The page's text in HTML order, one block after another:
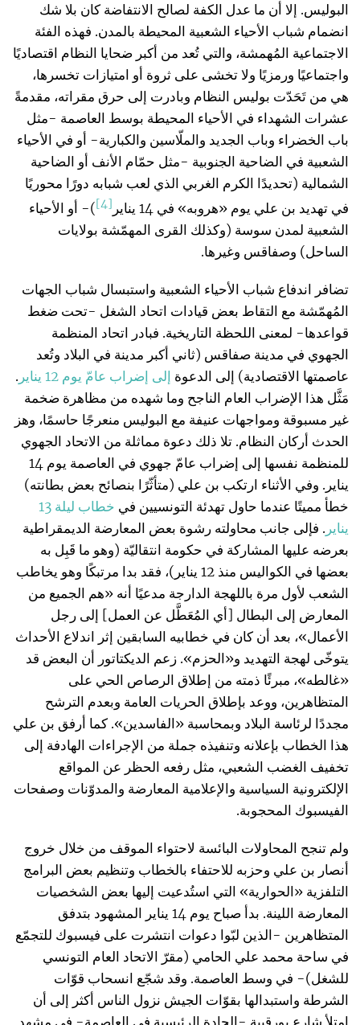
البوليس. إلا أن ما عدل الكفة لصالح الانتفاضة كان بلا شك
انضمام شباب الأحياء الشعبية المحيطة بالمدن. فهذه الفئة
الاجتماعية المُهمشة، والتي تُعد من أكبر ضحايا النظام اقتصاديًا
واجتماعيًا ورمزيًا ولا تخشى على ثروة أو امتيازات تخسرها،
هي من تَحَدّت بوليس النظام وبادرت إلى حرق مقراته، مقدمةً
عشرات الشهداء في الأحياء المحيطة بوسط العاصمة -مثل
باب الخضراء وباب الجديد والملّاسين والكبارية- أو في الأحياء
الشعبية في الضاحية الجنوبية -مثل حمّام الأنف أو الضاحية
الشمالية (تحديدًا الكرم الغربي الذي لعب شبابه دورًا محوريًا
في تهديد بن علي يوم «هروبه» في 14 يناير
[4]
)- أو الأحياء
الشعبية لمدن سوسة (وكذلك القرى المهمّشة بولايات
الساحل) وصفاقس وغيرها.
تضافر اندفاع شباب الأحياء الشعبية واستبسال شباب الجهات
المُهمّشة مع التقاط بعض قيادات اتحاد الشغل -تحت ضغط
قواعدها- لمعنى اللحظة التاريخية. فبادر اتحاد المنظمة
الجهوي في مدينة صفاقس (ثاني أكبر مدينة في البلاد وتُعد
عاصمتها الاقتصادية) إلى الدعوة إلى إضراب عام يوم يناير .
مَثَّل هذا الإضراب العام الناجح وما شهده من مظاهرة ضخمة
غير مسبوقة ومواجهات عنيفة مع البوليس منعرجًا حاسمًا، وهز
الحدث أركان النظام. تلا ذلك دعوة مماثلة من الاتحاد الجهوي
للمنظمة نفسها إلى إضراب عامّ جهوي في العاصمة يوم 14
يناير. وفي الأثناء ارتكب بن علي (متأثّرًا بنصائح بعض بطانته)
خطأ مميتًا عندما حاول تهدئة التونسيين في خطاب ليلة
يناير . فإلى جانب محاولته رشوة بعض المعارضة الديمقراطية
بعرضه عليها المشاركة في حكومة انتقاليّة (وهو ما قَبِل به
بعضها في الكواليس منذ 12 يناير)، فقد بدا مرتبكًا وهو يخاطب
الشعب لأول مرة باللهجة الدارجة مدعيًا أنه «هم الجميع من
المعارض إلى البطال [أي المُعَطَّل عن العمل] إلى رجل
الأعمال»، بعد أن كان في خطابيه السابقين إثر اندلاع الأحداث
يتوخّى لهجة التهديد و«الحزم». زعم الديكتاتور أن البعض قد
«غالطه»، مبرئًا ذمته من إطلاق الرصاص الحي على
المتظاهرين، ووعد بإطلاق الحريات العامة وبعدم الترشح
مجددًا لرئاسة البلاد وبمحاسبة «الفاسدين». كما أرفق بن علي
هذا الخطاب بإعلانه وتنفيذه جملة من الإجراءات الهادفة إلى
تخفيف الغضب الشعبي، مثل رفعه الحظر عن المواقع
الإلكترونية السياسية والإعلامية المعارضة والمدوّنات وصفحات
الفيسبوك المحجوبة.
ولم تنجح المحاولات البائسة لاحتواء الموقف من خلال خروج
أنصار بن علي وحزبه للاحتفاء بالخطاب وتنظيم بعض البرامج
التلفزية «الحوارية» التي استُدعيت إليها بعض الشخصيات
المعارضة اللينة. بدأ صباح يوم 14 يناير المشهود بتدفق
المتظاهرين -الذين لبّوا دعوات انتشرت على فيسبوك للتجمّع
في ساحة محمد علي الحامي (مقرّ الاتحاد العام التونسي
للشغل)- في وسط العاصمة. وقد شجّع انسحاب قوّات
الشرطة واستبدالها بقوّات الجيش نزول الناس أكثر إلى أن